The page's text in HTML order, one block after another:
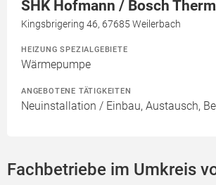
SHK Hofmann / Bosch
Kingsbrigering 46, 67685 Weilerbach
HEIZUNG SPEZIALGEBIETE
Wärmepumpe
ANGEBOTENE TÄTIGKEITEN
Neuinstallation / Einbau, Austausch,
Fachbetriebe im Umkreis